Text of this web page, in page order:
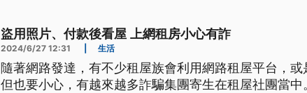
盜用照片、付款後看屋 上網租房小心有詐
2024/6/27 12:31 生活
隨著網路發達，有不少租屋族會利用網路租屋平台，或
但也要小心，有越來越多詐騙集團寄生在租屋社團當